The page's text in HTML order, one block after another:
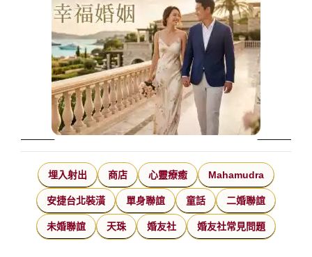
埋入射出 商店 心靈療癒 Mahamudra
安捷台北裝潢 單身聯誼 童話 二婚聯誼
未婚聯誼 天珠 婚友社 婚友社常見問題